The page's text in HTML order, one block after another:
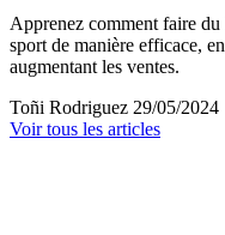
Apprenez comment faire
sport de manière efficace,
augmentant les ventes.
Toñi Rodriguez 29/05/2024
Voir tous les articles